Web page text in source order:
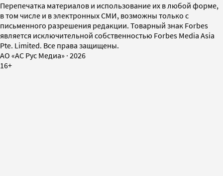
Перепечатка материалов и использование их в любой форме,
в том числе и в электронных СМИ, возможны только с
письменного разрешения редакции. Товарный знак Forbes
является исключительной собственностью Forbes Media Asia
Pte. Limited. Все права защищены.
AO «АС Рус Медиа» · 2026
16+